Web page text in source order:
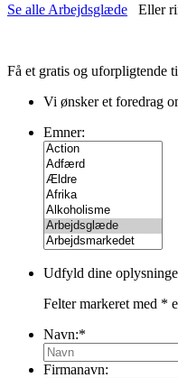
Se alle Arbejdsglæde
Eller
Få et gratis og uforpligtende
Vi ønsker et foredrag
Emner:
Udfyld dine
Felter markeret med *
Navn:*
Firmanavn: